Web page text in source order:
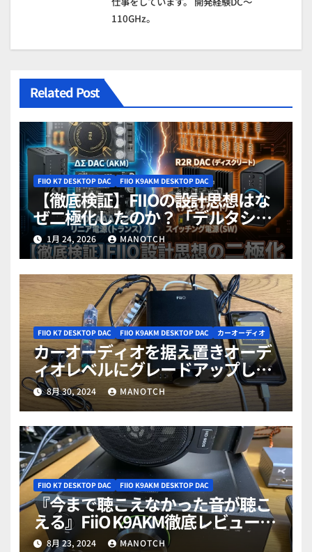
110GHz。
Related Post
FIIO K7 DESKTOP DAC FIIO K9AKM DESKTOP DAC
【徹底検証】FIIOの設計思想はな
ぜ二極化したのか？「デルタシグ
マ vs R2R」「THX vs ディスクリ
ート」「リニア vs スイッチング」
FIIO人気モデルで読み解く「3つの
技術対立軸」
1月 24, 2026 MANOTCH
FIIO K7 DESKTOP DAC FIIO K9AKM DESKTOP DAC カーオーディオ
カーオーディオを据え置きオーデ
ィオレベルにグレードアップしよ
う！
8月 30, 2024 MANOTCH
FIIO K7 DESKTOP DAC FIIO K9AKM DESKTOP DAC
『今まで聴こえなかった音が聴こ
える』FiiO K9AKM徹底レビュー総
集編（分解写真付き）
8月 23, 2024 MANOTCH